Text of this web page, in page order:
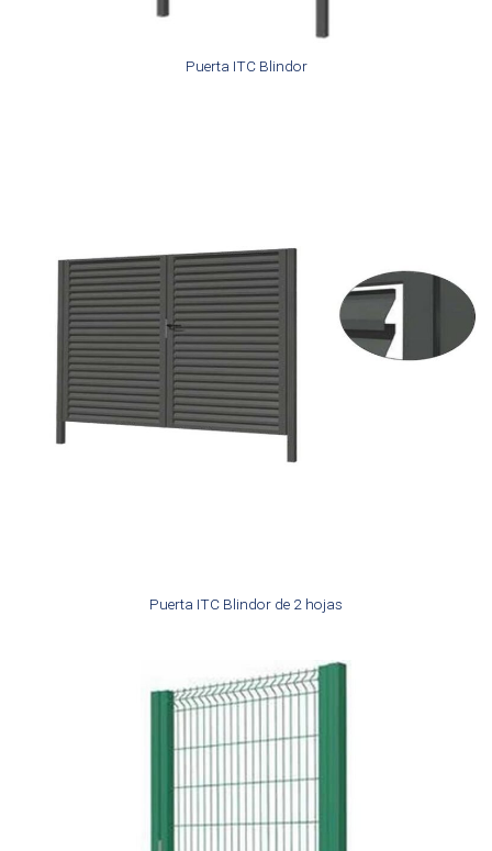
Puerta ITC Blindor
Puerta ITC Blindor de 2 hojas